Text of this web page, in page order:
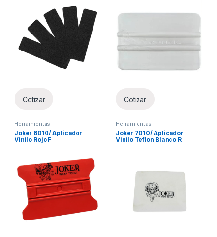
Cotizar Cotizar
Herramientas
Joker 6010/ Aplicador
Vinilo Rojo F
Herramientas
Joker 7010/ Aplicador
Vinilo Teflon Blanco R